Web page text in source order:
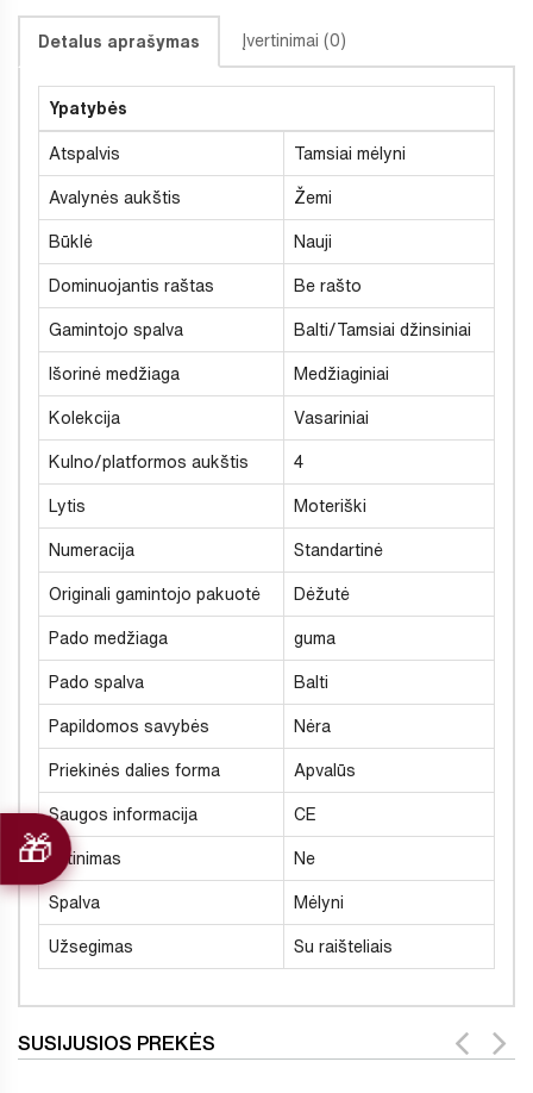
Detalus aprašymas Įvertinimai (0)
Ypatybės
Atspalvis Tamsiai mėlyni
Avalynės aukštis Žemi
Būklė Nauji
Dominuojantis raštas Be rašto
Gamintojo spalva Balti/Tamsiai džinsiniai
Išorinė medžiaga Medžiaginiai
Kolekcija Vasariniai
Kulno/platformos aukštis 4
Lytis Moteriški
Numeracija Standartinė
Originali gamintojo pakuotė Dėžutė
Pado medžiaga guma
Pado spalva Balti
Papildomos savybės Nėra
Priekinės dalies forma Apvalūs
Saugos informacija CE
Šiltinimas Ne
Spalva Mėlyni
Užsegimas Su raišteliais
SUSIJUSIOS PREKĖS